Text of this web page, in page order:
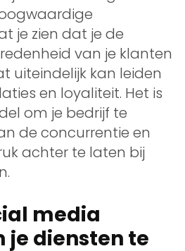
je zien dat je de
van je klanten
uiteindelijk kan leiden
en loyaliteit. Het is
om je bedrijf te
de concurrentie en
achter te laten bij
media
je diensten te